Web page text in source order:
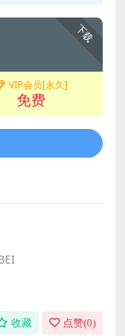
下载
VIP会员[永久]
免费
收藏 点赞(0)